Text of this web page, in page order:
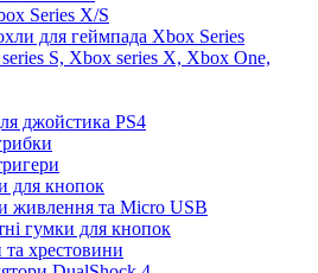
Series X/S
для геймпада Xbox Series
S, Xbox series X, Xbox One,
джойстика PS4
для кнопок
живлення та Micro USB
гумки для кнопок
хрестовини